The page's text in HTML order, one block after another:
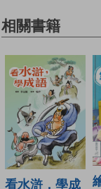
相關書籍
看水滸，學成